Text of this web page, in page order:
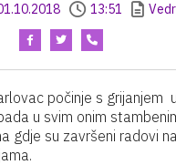
13:51
počinje s grijanjem u
u svim onim
gdje su završeni radovi na